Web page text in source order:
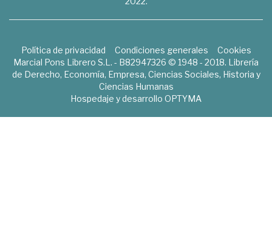
Política de privacidad Condiciones generales
Cookies
Marcial Pons Librero S.L. - B82947326 © 1948 - 2018. Librería
de Derecho, Economía, Empresa, Ciencias Sociales, Historia y
Ciencias Humanas
Hospedaje y desarrollo OPTYMA